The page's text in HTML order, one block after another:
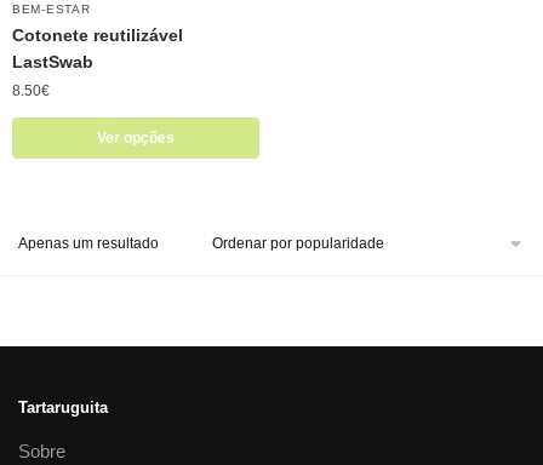
BEM-ESTAR
Cotonete reutilizável
LastSwab
8.50€
Ver opções
Apenas um resultado
Tartaruguita
Sobre